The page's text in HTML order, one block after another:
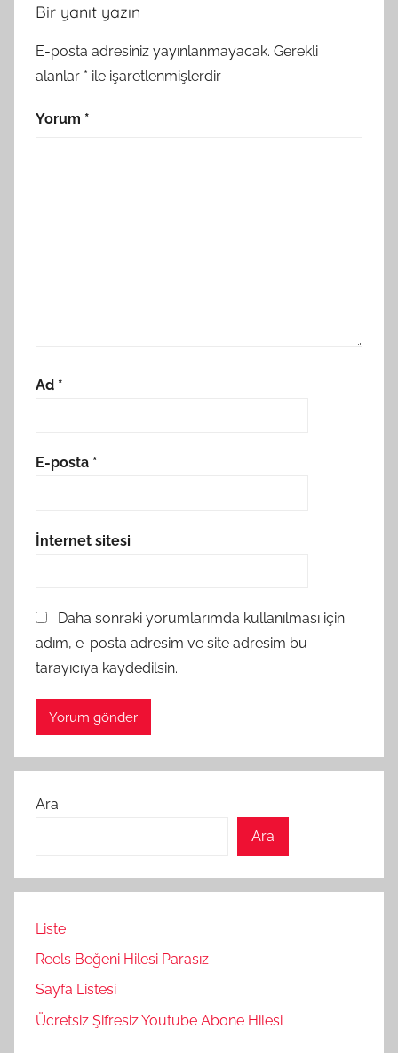
Bir yanıt yazın
E-posta adresiniz yayınlanmayacak. Gerekli
alanlar * ile işaretlenmişlerdir
Yorum *
Ad *
E-posta *
İnternet sitesi
Daha sonraki yorumlarımda kullanılması için
adım, e-posta adresim ve site adresim bu
tarayıcıya kaydedilsin.
Ara
Ara
Liste
Reels Beğeni Hilesi Parasız
Sayfa Listesi
Ücretsiz Şifresiz Youtube Abone Hilesi